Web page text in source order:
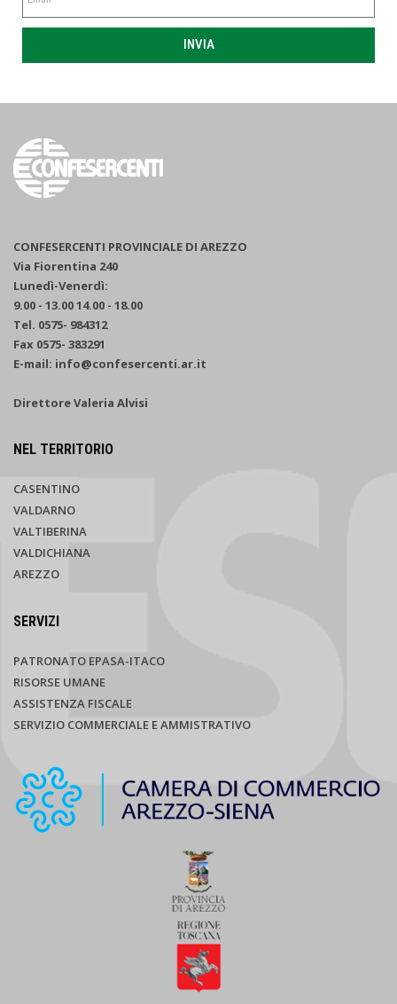
INVIA
CONFESERCENTI PROVINCIALE DI AREZZO
Via Fiorentina 240
Lunedì-Venerdì:
9.00 - 13.00 14.00 - 18.00
Tel. 0575- 984312
Fax 0575- 383291
E-mail: info@confesercenti.ar.it
Direttore Valeria Alvisi
NEL TERRITORIO
CASENTINO
VALDARNO
VALTIBERINA
VALDICHIANA
AREZZO
SERVIZI
PATRONATO EPASA-ITACO
RISORSE UMANE
ASSISTENZA FISCALE
SERVIZIO COMMERCIALE E AMMISTRATIVO